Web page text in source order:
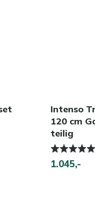
Intenso
120 cm
teilig
1.045,-